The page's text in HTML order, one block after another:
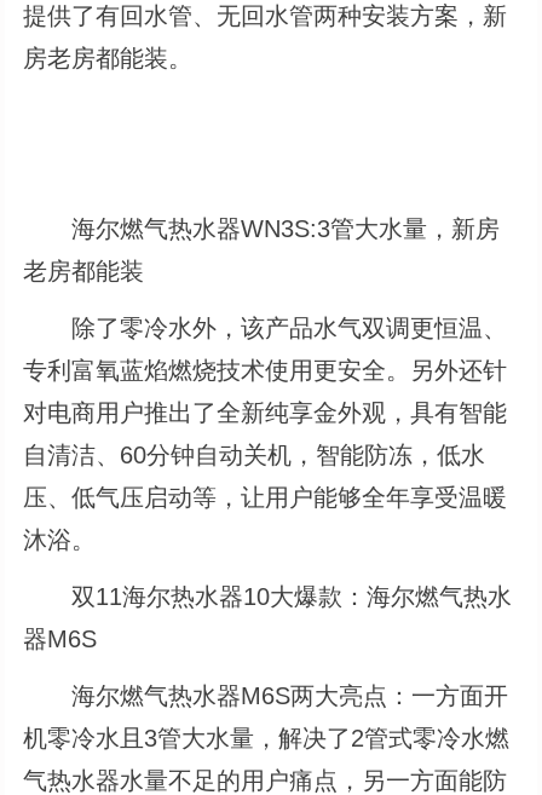
提供了有回水管、无回水管两种安装方案，新
房老房都能装。
海尔燃气热水器WN3S:3管大水量，新房
老房都能装
除了零冷水外，该产品水气双调更恒温、
专利富氧蓝焰燃烧技术使用更安全。另外还针
对电商用户推出了全新纯享金外观，具有智能
自清洁、60分钟自动关机，智能防冻，低水
压、低气压启动等，让用户能够全年享受温暖
沐浴。
双11海尔热水器10大爆款：海尔燃气热水
器M6S
海尔燃气热水器M6S两大亮点：一方面开
机零冷水且3管大水量，解决了2管式零冷水燃
气热水器水量不足的用户痛点，另一方面能防